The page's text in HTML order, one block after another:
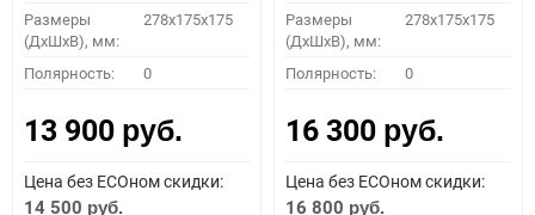
Размеры
(ДхШхВ), мм:
278x175x175
Полярность: 0
13 900 руб.
Цена без ECOном скидки:
14 500 руб.
Размеры
(ДхШхВ), мм:
278x175x175
Полярность: 0
16 300 руб.
Цена без ECOном скидки:
16 800 руб.